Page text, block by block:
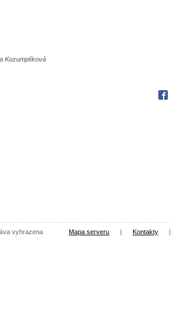
Kozumplíková
vyhrazena Mapa serveru | Kontakty |